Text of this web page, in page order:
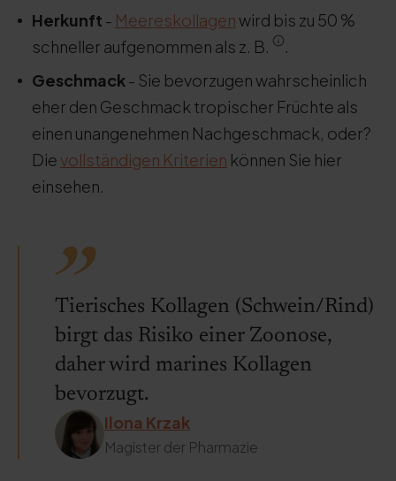
Herkunft - Meereskollagenwird bis zu 50 %
schneller aufgenommen als z. B.
.
Geschmack- Sie bevorzugen wahrscheinlich
eher den Geschmack tropischer Früchte als
einen unangenehmen Nachgeschmack, oder?
Die vollständigen Kriterien können Sie hier
einsehen.
Tierisches Kollagen (Schwein/Rind)
birgt das Risiko einer Zoonose,
daher wird marines Kollagen
bevorzugt.
Ilona Krzak
Magister der Pharmazie